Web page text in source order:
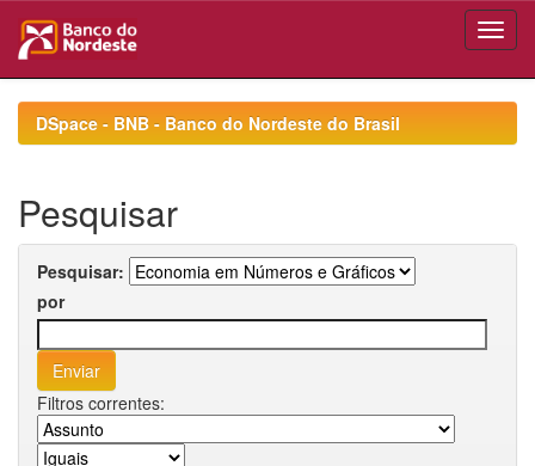
navigationDSpace - BNB - Banco do Nordeste do Brasil
Pesquisar
Pesquisar:
por
Filtros correntes: